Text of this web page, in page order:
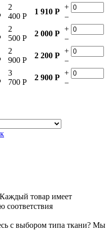
2
400 Р
1 910 Р
+
−
2
500 Р
2 000 Р
+
−
2
900 Р
2 200 Р
+
−
3
700 Р
2 900 Р
+
−
Каждый товар имеет
соответствия
с выбором типа ткани? Мы